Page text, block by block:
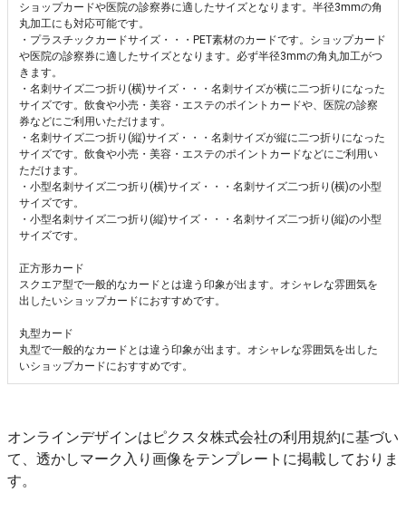
ショップカードや医院の診察券に適したサイズとなります。半径3mmの角
丸加工にも対応可能です。
・プラスチックカードサイズ・・・PET素材のカードです。ショップカード
や医院の診察券に適したサイズとなります。必ず半径3mmの角丸加工がつ
きます。
・名刺サイズ二つ折り(横)サイズ・・・名刺サイズが横に二つ折りになった
サイズです。飲食や小売・美容・エステのポイントカードや、医院の診察
券などにご利用いただけます。
・名刺サイズ二つ折り(縦)サイズ・・・名刺サイズが縦に二つ折りになった
サイズです。飲食や小売・美容・エステのポイントカードなどにご利用い
ただけます。
・小型名刺サイズ二つ折り(横)サイズ・・・名刺サイズ二つ折り(横)の小型
サイズです。
・小型名刺サイズ二つ折り(縦)サイズ・・・名刺サイズ二つ折り(縦)の小型
サイズです。
正方形カード
スクエア型で一般的なカードとは違う印象が出ます。オシャレな雰囲気を
出したいショップカードにおすすめです。
丸型カード
丸型で一般的なカードとは違う印象が出ます。オシャレな雰囲気を出した
いショップカードにおすすめです。
オンラインデザインはピクスタ株式会社の利用規約に基づい
て、透かしマーク入り画像をテンプレートに掲載しておりま
す。